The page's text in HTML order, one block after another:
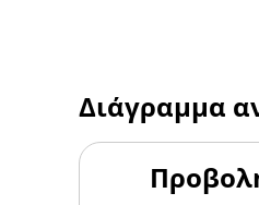
Διάγραμμα